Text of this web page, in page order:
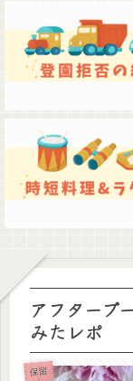
アフターブ
みたレポ
保留